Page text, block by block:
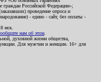
граждан Российской Федерации»;
проведение опроса и
- едино - сайт, без оплаты -
мск.
нам об этом
духовной жизни общества,
Для мужчин и женщин. 16+ для